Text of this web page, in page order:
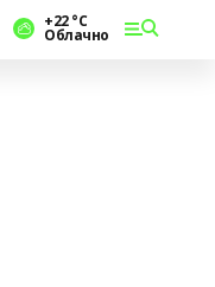
+22 °С
Облачно